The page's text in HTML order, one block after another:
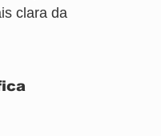
clara da